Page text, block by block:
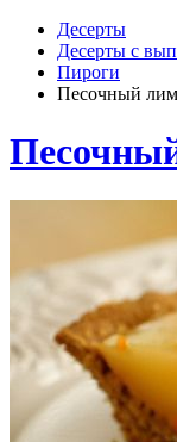
Десерты
Десерты с
Пироги
Песочный